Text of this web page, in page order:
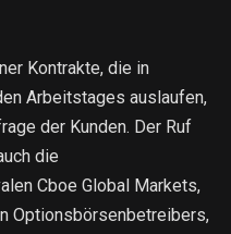
Kontrakte, die in
Arbeitstages auslaufen,
der Kunden. Der Ruf
die
Cboe Global Markets,
Optionsbörsenbetreibers,